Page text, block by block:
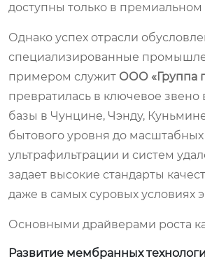
доступны только в
Однако успех отрасли
специализированные
примером служит ООО «Группа
превратилась в ключевое
базы в Чунцине, Чэнду,
бытового уровня до
ультрафильтрации и систем
задает высокие стандарты
даже в самых суровых условиях
Основными драйверами роста
Развитие мембранных